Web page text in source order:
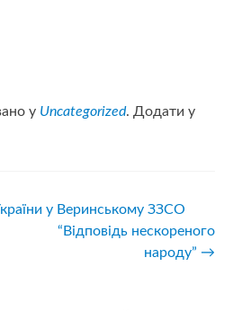
у Uncategorized. Додати у
у Веринському ЗЗСО
“Відповідь нескореного
народу” →